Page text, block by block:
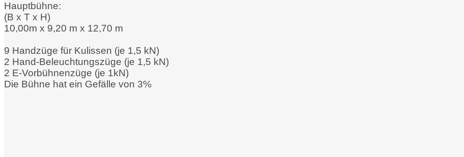
Hauptbühne:
(B x T x H)
10,00m x 9,20 m x 12,70 m
9 Handzüge für Kulissen (je 1,5 kN)
2 Hand-Beleuchtungszüge (je 1,5 kN)
2 E-Vorbühnenzüge (je 1kN)
Die Bühne hat ein Gefälle von 3%